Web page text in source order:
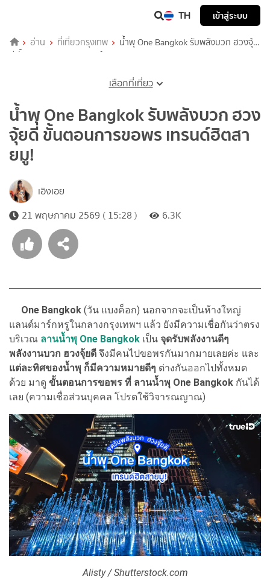
TH เข้าสู่ระบบ
อ่าน ที่เที่ยวกรุงเทพ
น้ำพุ One Bangkok รับพลังบวก ฮวงจุ้ย
ดี ขั้นตอนการขอพร เทรนด์ฮิตสายมู!
เลือกที่เที่ยว
น้ำพุ One Bangkok รับพลังบวก ฮวง
จุ้ยดี ขั้นตอนการขอพร เทรนด์ฮิตสา
ยมู!
เอิงเอย
21 พฤษภาคม 2569 ( 15:28 )
6.3K
One Bangkok (วัน แบงค็อก) นอกจากจะเป็นห้างใหญ่
แลนด์มาร์กหรูในกลางกรุงเทพฯ แล้ว ยังมีความเชื่อกันว่าตรง
บริเวณ ลานน้ำพุ One Bangkok เป็น จุดรับพลังงานดีๆ
พลังงานบวก ฮวงจุ้ยดี จึงมีคนไปขอพรกันมากมายเลยค่ะ และ
แต่ละทิศของน้ำพุ ก็มีความหมายดีๆ ต่างกันออกไปทั้งหมด
ด้วย มาดู ขั้นตอนการขอพร ที่ ลานน้ำพุ One Bangkok กันได้
เลย (ความเชื่อส่วนบุคคล โปรดใช้วิจารณญาณ)
Alisty / Shutterstock.com